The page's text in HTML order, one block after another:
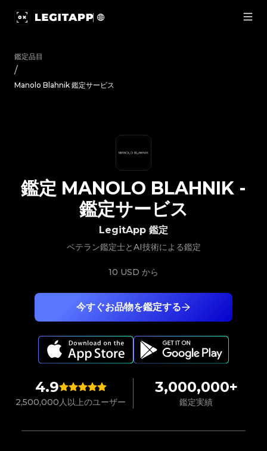
鑑定品目
/
Manolo Blahnik 鑑定サービス
4.9
2,500,000人以上のユーザー
3,000,000+
鑑定実績
今すぐお品物を鑑定する
LegitApp 鑑定
ベテラン鑑定士とAI技術による鑑定
10 USD から
鑑定 MANOLO BLAHNIK -
鑑定サービス